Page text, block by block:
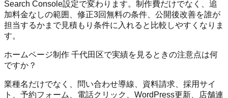
Search Console設定で変わります。制作費だけでなく、追
加料金なしの範囲、修正3回無料の条件、公開後改善を誰が
担当するかまで見積もり条件に入れると比較しやすくなりま
す。
ホームページ制作 千代田区で実績を見るときの注意点は何
ですか？
業種名だけでなく、問い合わせ導線、資料請求、採用サイ
ト、予約フォーム、電話クリック、WordPress更新、店舗連